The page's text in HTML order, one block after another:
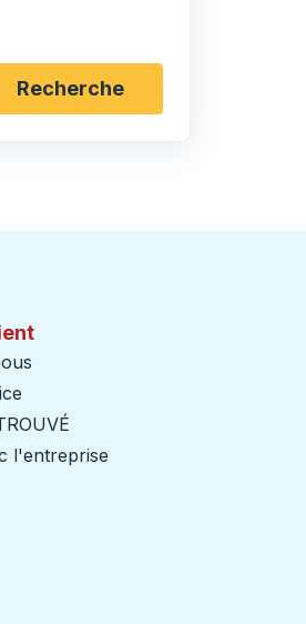
ville d'origine souhaitée, puis
utilisez les touches fléchées
du mois à 2 chiffres Barre
Recherche
l'entreprise